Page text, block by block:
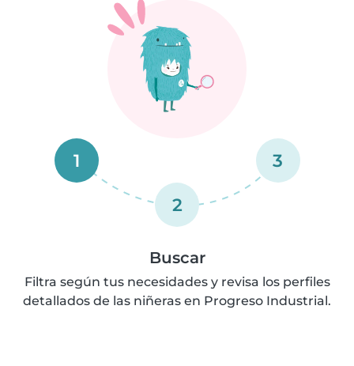
1
2
3
Buscar
Filtra según tus necesidades y revisa los perfiles
detallados de las niñeras en Progreso Industrial.